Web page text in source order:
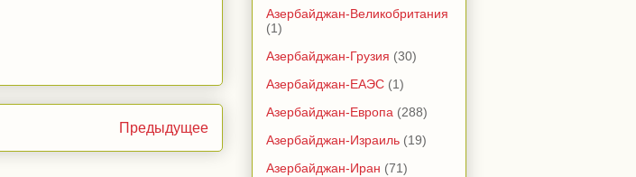
Предыдущее
Азербайджан-Великобритания
(1)
Азербайджан-Грузия (30)
Азербайджан-ЕАЭС (1)
Азербайджан-Европа (288)
Азербайджан-Израиль (19)
Азербайджан-Иран (71)